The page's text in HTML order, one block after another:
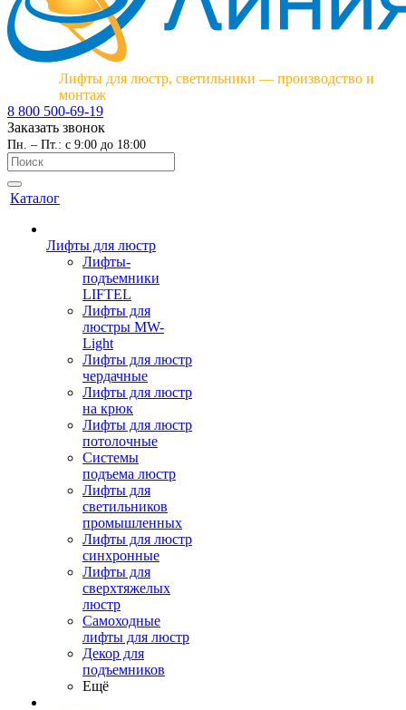
Лифты для люстр, светильники — производство и
монтаж
8 800 500-69-19
Заказать звонок
Пн. – Пт.: с 9:00 до 18:00
Каталог
Лифты для люстр
Лифты-
подъемники
LIFTEL
Лифты для
люстры MW-
Light
Лифты для люстр
чердачные
Лифты для люстр
на крюк
Лифты для люстр
потолочные
Системы
подъема люстр
Лифты для
светильников
промышленных
Лифты для люстр
синхронные
Лифты для
сверхтяжелых
люстр
Самоходные
лифты для люстр
Декор для
подъемников
Ещё